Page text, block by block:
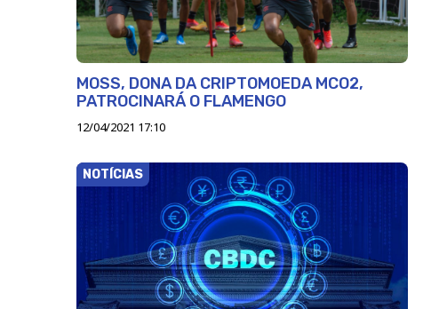
MOSS, DONA DA CRIPTOMOEDA MCO2,
PATROCINARÁ O FLAMENGO
12/04/2021 17:10
NOTÍCIAS